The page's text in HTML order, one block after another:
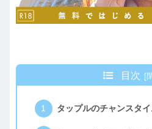
目次
タップルのチャンスタイ